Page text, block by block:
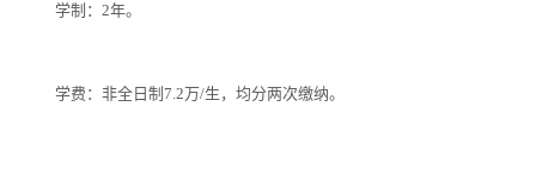
学制：2年。
学费：非全日制7.2万/生，均分两次缴纳。